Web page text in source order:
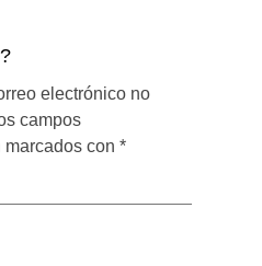
electrónico no
campos
con *